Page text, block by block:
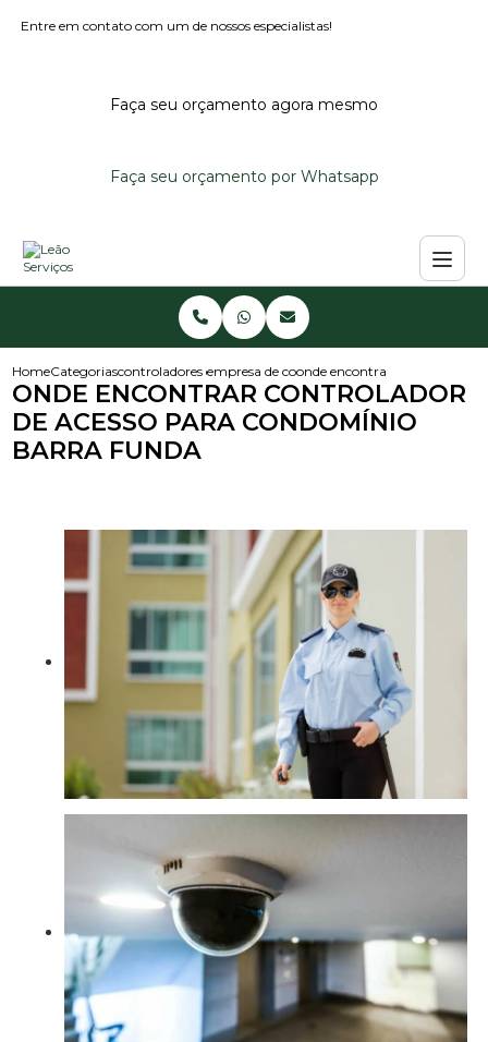
Entre em contato com um de nossos especialistas!
Faça seu orçamento agora mesmo
Faça seu orçamento por Whatsapp
HomeCategoriascontroladores de acessoempresa de controlador de acesso
onde encontrar controlador
ONDE ENCONTRAR CONTROLADOR
DE ACESSO PARA CONDOMÍNIO
BARRA FUNDA